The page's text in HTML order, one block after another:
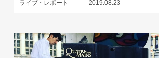
ライブ・レポート 2019.08.23